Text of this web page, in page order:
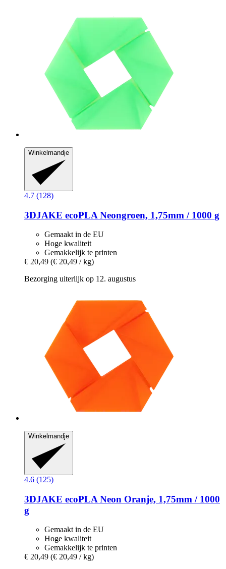
Winkelmandje
4.7 (128)
3DJAKE ecoPLA Neongroen, 1,75mm / 1000 g
Gemaakt in de EU
Hoge kwaliteit
Gemakkelijk te printen
€ 20,49 (€ 20,49 / kg)
Bezorging uiterlijk op 12. augustus
Winkelmandje
4.6 (125)
3DJAKE ecoPLA Neon Oranje, 1,75mm / 1000
g
Gemaakt in de EU
Hoge kwaliteit
Gemakkelijk te printen
€ 20,49 (€ 20,49 / kg)